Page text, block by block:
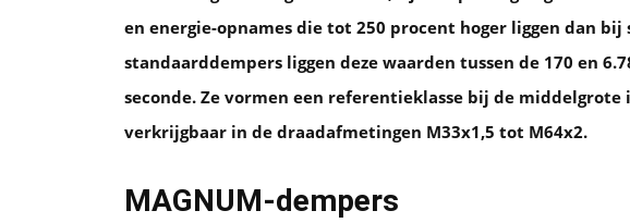
en energie-opnames die tot 250 procent hoger liggen dan
standaarddempers liggen deze waarden tussen de 170 en
seconde. Ze vormen een referentieklasse bij de
verkrijgbaar in de draadafmetingen M33x1,5 tot M64x2.
MAGNUM-dempers